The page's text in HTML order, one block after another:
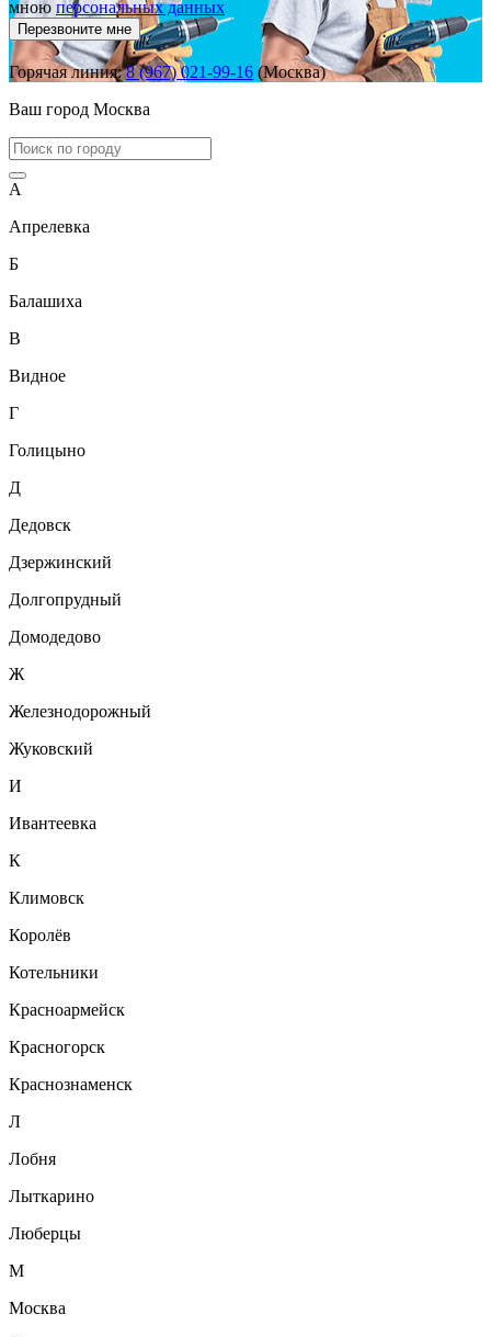
мною персональных данных
Перезвоните мне
Горячая линия:8 (967) 021-99-16 (Москва)
Ваш город Москва
А
Апрелевка
Б
Балашиха
В
Видное
Г
Голицыно
Д
Дедовск
Дзержинский
Долгопрудный
Домодедово
Ж
Железнодорожный
Жуковский
И
Ивантеевка
К
Климовск
Королёв
Котельники
Красноармейск
Красногорск
Краснознаменск
Л
Лобня
Лыткарино
Люберцы
М
Москва